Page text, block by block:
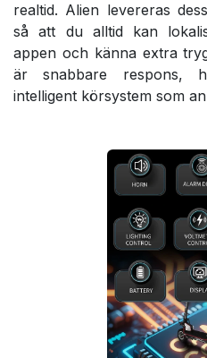
realtid. Alien levereras
så att du alltid kan
appen och känna extra
är snabbare respons,
intelligent körsystem som